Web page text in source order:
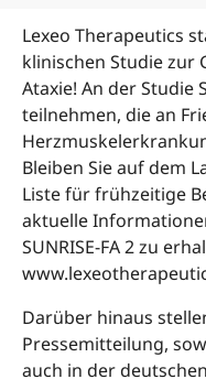
Lexeo Therapeutics
klinischen Studie zur
Ataxie! An der Studie
teilnehmen, die an
Bleiben Sie auf dem
Liste für frühzeitige
aktuelle
SUNRISE-FA 2 zu
Darüber hinaus
Pressemitteilung,
auch in der